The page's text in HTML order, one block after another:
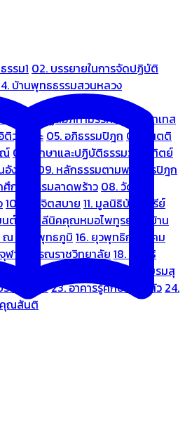
รรม1 02. บรรยายในการจัดปฏิบัติ
บ้านพุทธธรรมสวนหลวง
า
03. ปฏิสัมภิทามรรคและจูฬนิทเทส
ติวุตตกะ 05. อภิธรรมปิฎก 06. เนตติ
ณ์ 07. ศึกษาและปฏิบัติธรรมวันอาทิตย์
คาร
09. หลักธรรมตามพระไตรปิฎก
กษาธรรมลาดพร้าว 08. วัด
10. บ้านจิตสบาย 11. มูลนิธิบ้านอารีย์
นต์
13. คลีนิคคุณหมอไพทูรย์
14. บ้าน
ณ แดนพุทธภูมิ 16. ยุวพุทธิกสมาคม
ฬาลงกรณราชวิทยาลัย 18. มูลนิธิ
center
21. ชมรมสุ
ะเทศไทย23. อาคารรู้ศึกษารู้สึกตัว 24.
คุณสันติ